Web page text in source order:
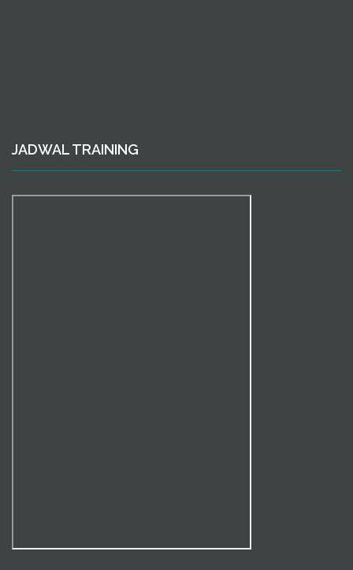
JADWAL TRAINING